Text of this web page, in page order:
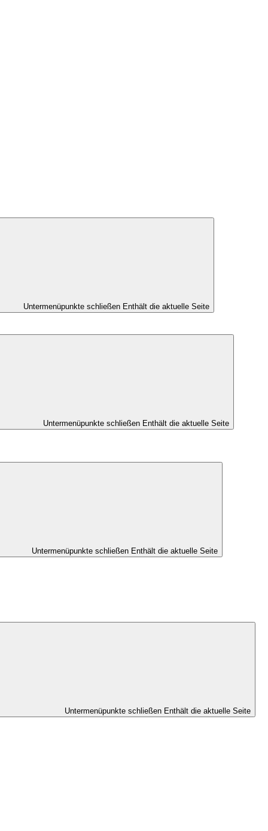
Untermenüpunkte schließen Enthält die aktuelle Seite
Untermenüpunkte schließen Enthält die aktuelle Seite
Untermenüpunkte schließen Enthält die aktuelle Seite
Untermenüpunkte schließen Enthält die aktuelle Seite